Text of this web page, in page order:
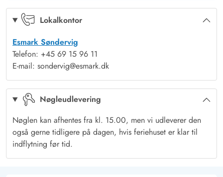
ønsker at lade fx. puslespillet ligge fremme, imens der stadig
kan dækkes op i det gode køkken der både er med
De tre soveværelser er komfortable og velindrettede, med
gode senge i alle rummene. I feriehuset er der også to
badeværelser, begge med bruser hvilket er ideelt hvis I
kommer flere til huset.
Gode udearealer med plads til både afslapning og aktivitet her
på Sortebærdalen 77
Sommerhuset er yderst charmerende, med sit specielle græstag
og mange små skønne hyggekroge. Der er masser af
muligheder for at flytte sig i forhold til sol og vind og finde en
Lokalkontor
Esmark Søndervig
Telefon: +45 69 15 96 11
E-mail: sondervig@esmark.dk
Nøgleudlevering
Nøglen kan afhentes fra kl. 15.00, men vi udleverer den
også gerne tidligere på dagen, hvis feriehuset er klar til
indflytning før tid.